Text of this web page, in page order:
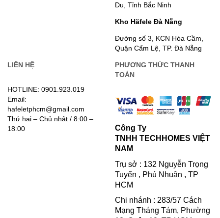
Du, Tỉnh Bắc Ninh
Kho Häfele Đà Nẵng
Đường số 3, KCN Hòa Cầm,
Quận Cẩm Lệ, TP. Đà Nẵng
LIÊN HỆ
HOTLINE: 0901.923.019
Email:
hafeletphcm@gmail.com
Thứ hai – Chủ nhật / 8:00 –
18:00
PHƯƠNG THỨC THANH
TOÁN
Công Ty
TNHH TECHHOMES VIỆT
NAM
Trụ sở : 132 Nguyễn Trọng
Tuyển , Phú Nhuận , TP
HCM
Chi nhánh : 283/57 Cách
Mạng Tháng Tám, Phường